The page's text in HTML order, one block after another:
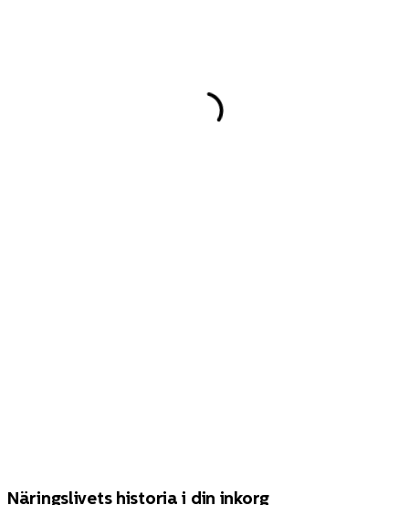
Näringslivets historia i din inkorg